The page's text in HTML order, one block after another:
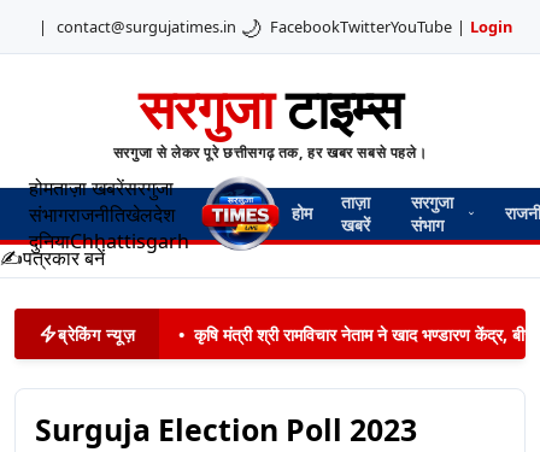
| contact@surgujatimes.in 🌙 FacebookTwitterYouTube | Login
सरगुजाटाइम्स
सरगुजा से लेकर पूरे छत्तीसगढ़ तक, हर खबर सबसे पहले।
होमताज़ा खबरेंसरगुजा
संभागराजनीतिखेलदेश
दुनियाChhattisgarh
होम
ताज़ा
खबरें
सरगुजा
संभाग
✍️पत्रकार बनें
ब्रेकिंग न्यूज़ • कृषि मंत्री श्री रामविचार नेताम ने खाद भण्डारण केंद्र,
Surguja Election Poll 2023